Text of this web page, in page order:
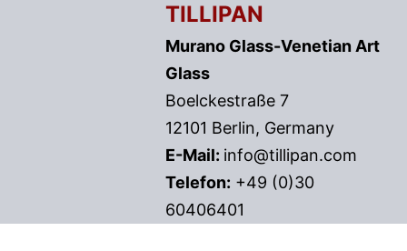
TILLIPAN
Murano Glass-Venetian Art
Glass
Boelckestraße 7
12101 Berlin, Germany
E-Mail: info@tillipan.com
Telefon: +49 (0)30
60406401